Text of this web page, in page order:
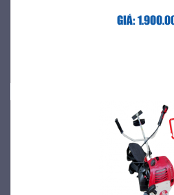
GIÁ: